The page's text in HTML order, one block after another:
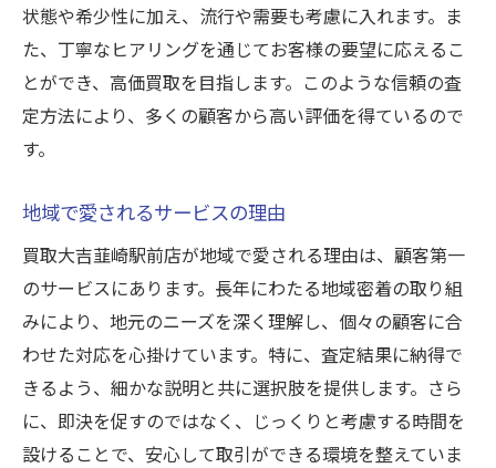
状態や希少性に加え、流行や需要も考慮に入れます。ま
た、丁寧なヒアリングを通じてお客様の要望に応えるこ
とができ、高価買取を目指します。このような信頼の査
定方法により、多くの顧客から高い評価を得ているので
す。
地域で愛されるサービスの理由
買取大吉韮崎駅前店が地域で愛される理由は、顧客第一
のサービスにあります。長年にわたる地域密着の取り組
みにより、地元のニーズを深く理解し、個々の顧客に合
わせた対応を心掛けています。特に、査定結果に納得で
きるよう、細かな説明と共に選択肢を提供します。さら
に、即決を促すのではなく、じっくりと考慮する時間を
設けることで、安心して取引ができる環境を整えていま